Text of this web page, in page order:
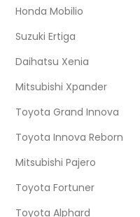
Honda Mobilio
Suzuki Ertiga
Daihatsu Xenia
Mitsubishi Xpander
Toyota Grand Innova
Toyota Innova Reborn
Mitsubishi Pajero
Toyota Fortuner
Toyota Alphard